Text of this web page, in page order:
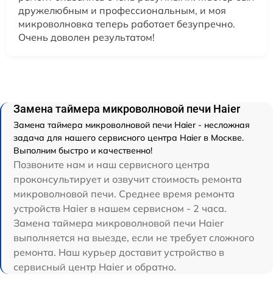
дружелюбным и профессиональным, и моя
микроволновка теперь работает безупречно.
Очень доволен результатом!
Замена таймера микроволновой печи Haier
Замена таймера микроволновой печи Haier - несложная
задача для нашего сервисного центра Haier в Москве.
Выполним быстро и качественно!
Позвоните нам и наш сервисного центра
проконсультирует и озвучит стоимость ремонта
микроволновой печи. Среднее время ремонта
устройств Haier в нашем сервисном - 2 часа.
Замена таймера микроволновой печи Haier
выполняется на выезде, если не требует сложного
ремонта. Наш курьер доставит устройство в
сервисный центр Haier и обратно.